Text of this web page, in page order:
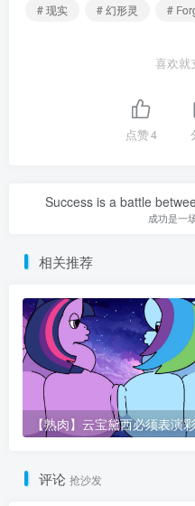
# 现实
# 幻形灵 #
喜欢就
点赞4
Success is a battle
成功是一
相关推荐
评论 抢沙发